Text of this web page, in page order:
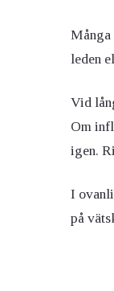
Många
leden
Vid
Om
igen.
I
på